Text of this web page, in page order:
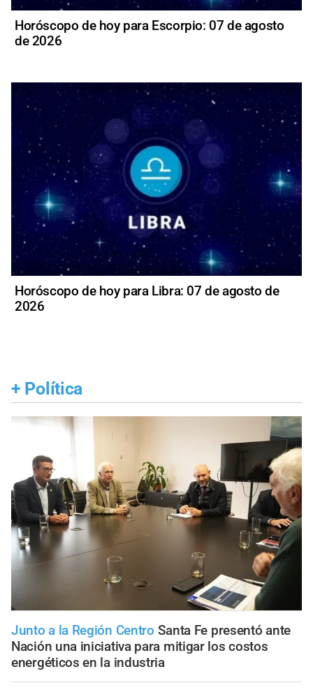
Horóscopo de hoy para Escorpio: 07 de agosto
de 2026
Horóscopo de hoy para Libra: 07 de agosto de
2026
+ Política
Junto a la Región Centro Santa Fe presentó ante
Nación una iniciativa para mitigar los costos
energéticos en la industria